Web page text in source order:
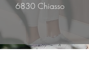
6830 Chiasso